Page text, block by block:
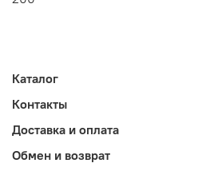
Каталог
Контакты
Доставка и оплата
Обмен и возврат